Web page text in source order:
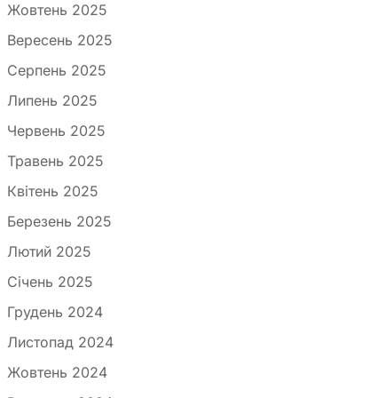
Жовтень 2025
Вересень 2025
Серпень 2025
Липень 2025
Червень 2025
Травень 2025
Квітень 2025
Березень 2025
Лютий 2025
Січень 2025
Грудень 2024
Листопад 2024
Жовтень 2024